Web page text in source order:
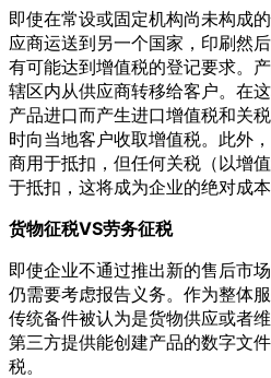
即使在常设或固定机构尚未构成
应商运送到另一个国家，印刷然
有可能达到增值税的登记要求。
辖区内从供应商转移给客户。在
产品进口而产生进口增值税和关
时向当地客户收取增值税。此外
商用于抵扣，但任何关税（以增
于抵扣，这将成为企业的绝对成本
货物征税VS劳务征税
即使企业不通过推出新的售后市
仍需要考虑报告义务。作为整体
传统备件被认为是货物供应或者
第三方提供能创建产品的数字文
税。